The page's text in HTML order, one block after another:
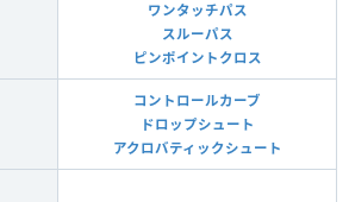
ワンタッチパス
スルーパス
ピンポイントクロス
コントロールカーブ
ドロップシュート
アクロバティックシュート